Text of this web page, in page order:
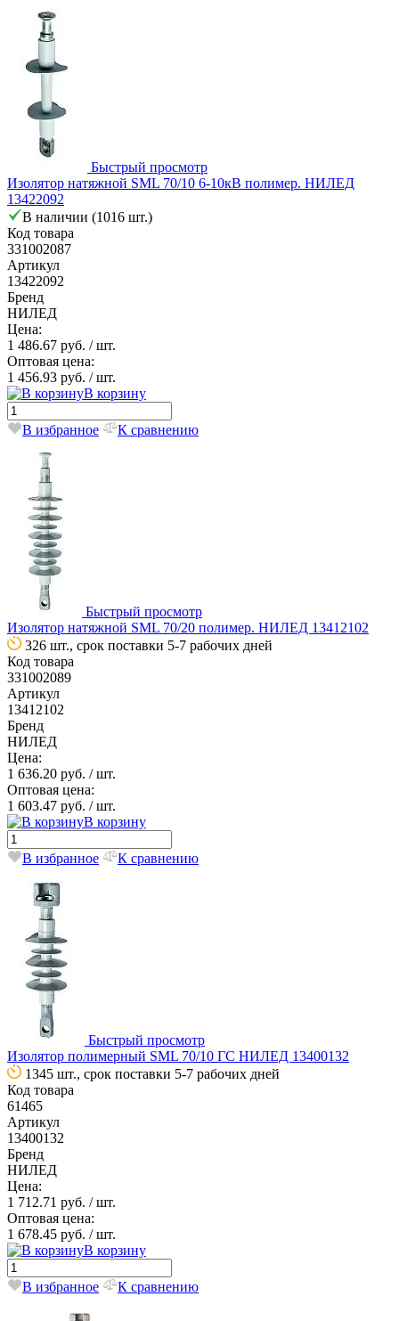
Быстрый просмотр
Изолятор натяжной SML 70/10 6-10кВ полимер. НИЛЕД
13422092
В наличии (1016 шт.)
Код товара
331002087
Артикул
13422092
Бренд
НИЛЕД
Цена:
1 486.67 руб. / шт.
Оптовая цена:
1 456.93 руб. / шт.
В корзину
В избранное К сравнению
Быстрый просмотр
Изолятор натяжной SML 70/20 полимер. НИЛЕД 13412102
326 шт., срок поставки 5-7 рабочих дней
Код товара
331002089
Артикул
13412102
Бренд
НИЛЕД
Цена:
1 636.20 руб. / шт.
Оптовая цена:
1 603.47 руб. / шт.
В корзину
В избранное К сравнению
Быстрый просмотр
Изолятор полимерный SML 70/10 ГС НИЛЕД 13400132
1345 шт., срок поставки 5-7 рабочих дней
Код товара
61465
Артикул
13400132
Бренд
НИЛЕД
Цена:
1 712.71 руб. / шт.
Оптовая цена:
1 678.45 руб. / шт.
В корзину
В избранное К сравнению